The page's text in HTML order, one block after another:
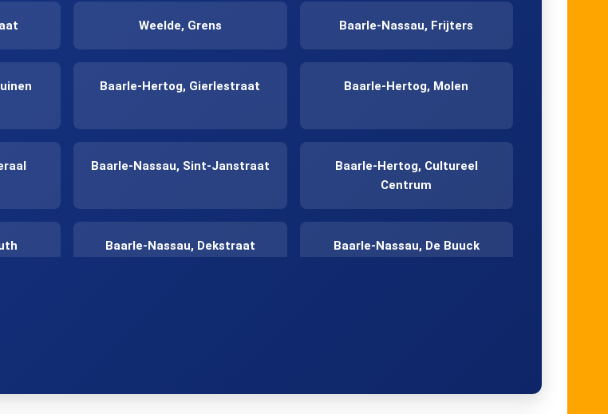
Weelde, Grens Baarle-Nassau, Frijters
Baarle-Hertog, Gierlestraat Baarle-Hertog, Molen
Baarle-Nassau, Sint-Janstraat
Baarle-Hertog, Cultureel
Centrum
Baarle-Nassau, Dekstraat Baarle-Nassau, De Buuck